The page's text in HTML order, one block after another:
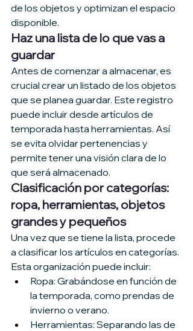
de los objetos y optimizan el espacio
disponible.
Haz una lista de lo que vas a
guardar
Antes de comenzar a almacenar, es
crucial crear un listado de los objetos
que se planea guardar. Este registro
puede incluir desde artículos de
temporada hasta herramientas. Así
se evita olvidar pertenencias y
permite tener una visión clara de lo
que será almacenado.
Clasificación por categorías:
ropa, herramientas, objetos
grandes y pequeños
Una vez que se tiene la lista, procede
a clasificar los artículos en categorías.
Esta organización puede incluir:
Ropa: Grabándose en función de
la temporada, como prendas de
invierno o verano.
Herramientas: Separando las de